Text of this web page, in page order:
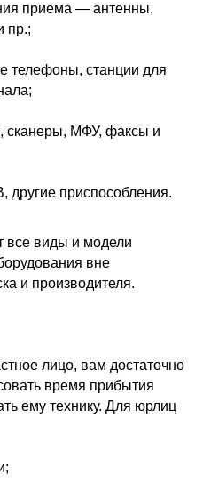
приема — антенны,
пр.;
телефоны, станции для
сканеры, МФУ, факсы и
приспособления.
все виды и модели
вне
и производителя.
лицо, вам достаточно
время прибытия
ему технику. Для юрлиц